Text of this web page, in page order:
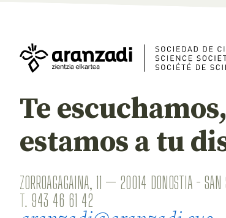
Te escuchamos,
estamos a tu
ZORROAGAGAINA, 11 — 20014 DONOSTIA - SAN
T. 943 46 61 42